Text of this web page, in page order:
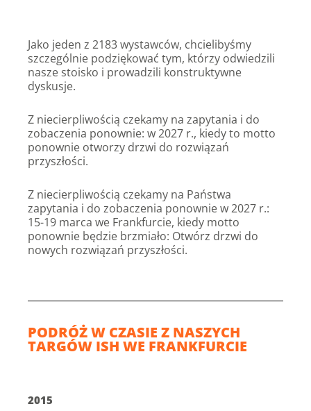
Jako jeden z 2183 wystawców, chcielibyśmy
szczególnie podziękować tym, którzy odwiedzili
nasze stoisko i prowadzili konstruktywne
dyskusje.
Z niecierpliwością czekamy na zapytania i do
zobaczenia ponownie: w 2027 r., kiedy to motto
ponownie otworzy drzwi do rozwiązań
przyszłości.
Z niecierpliwością czekamy na Państwa
zapytania i do zobaczenia ponownie w 2027 r.:
15-19 marca we Frankfurcie, kiedy motto
ponownie będzie brzmiało: Otwórz drzwi do
nowych rozwiązań przyszłości.
PODRÓŻ W CZASIE Z NASZYCH
TARGÓW ISH WE FRANKFURCIE
2015